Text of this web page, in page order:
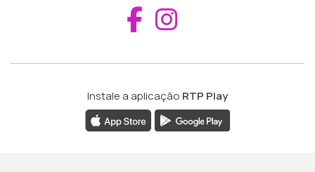
Aceder ao
Instale a aplicação RTP Play